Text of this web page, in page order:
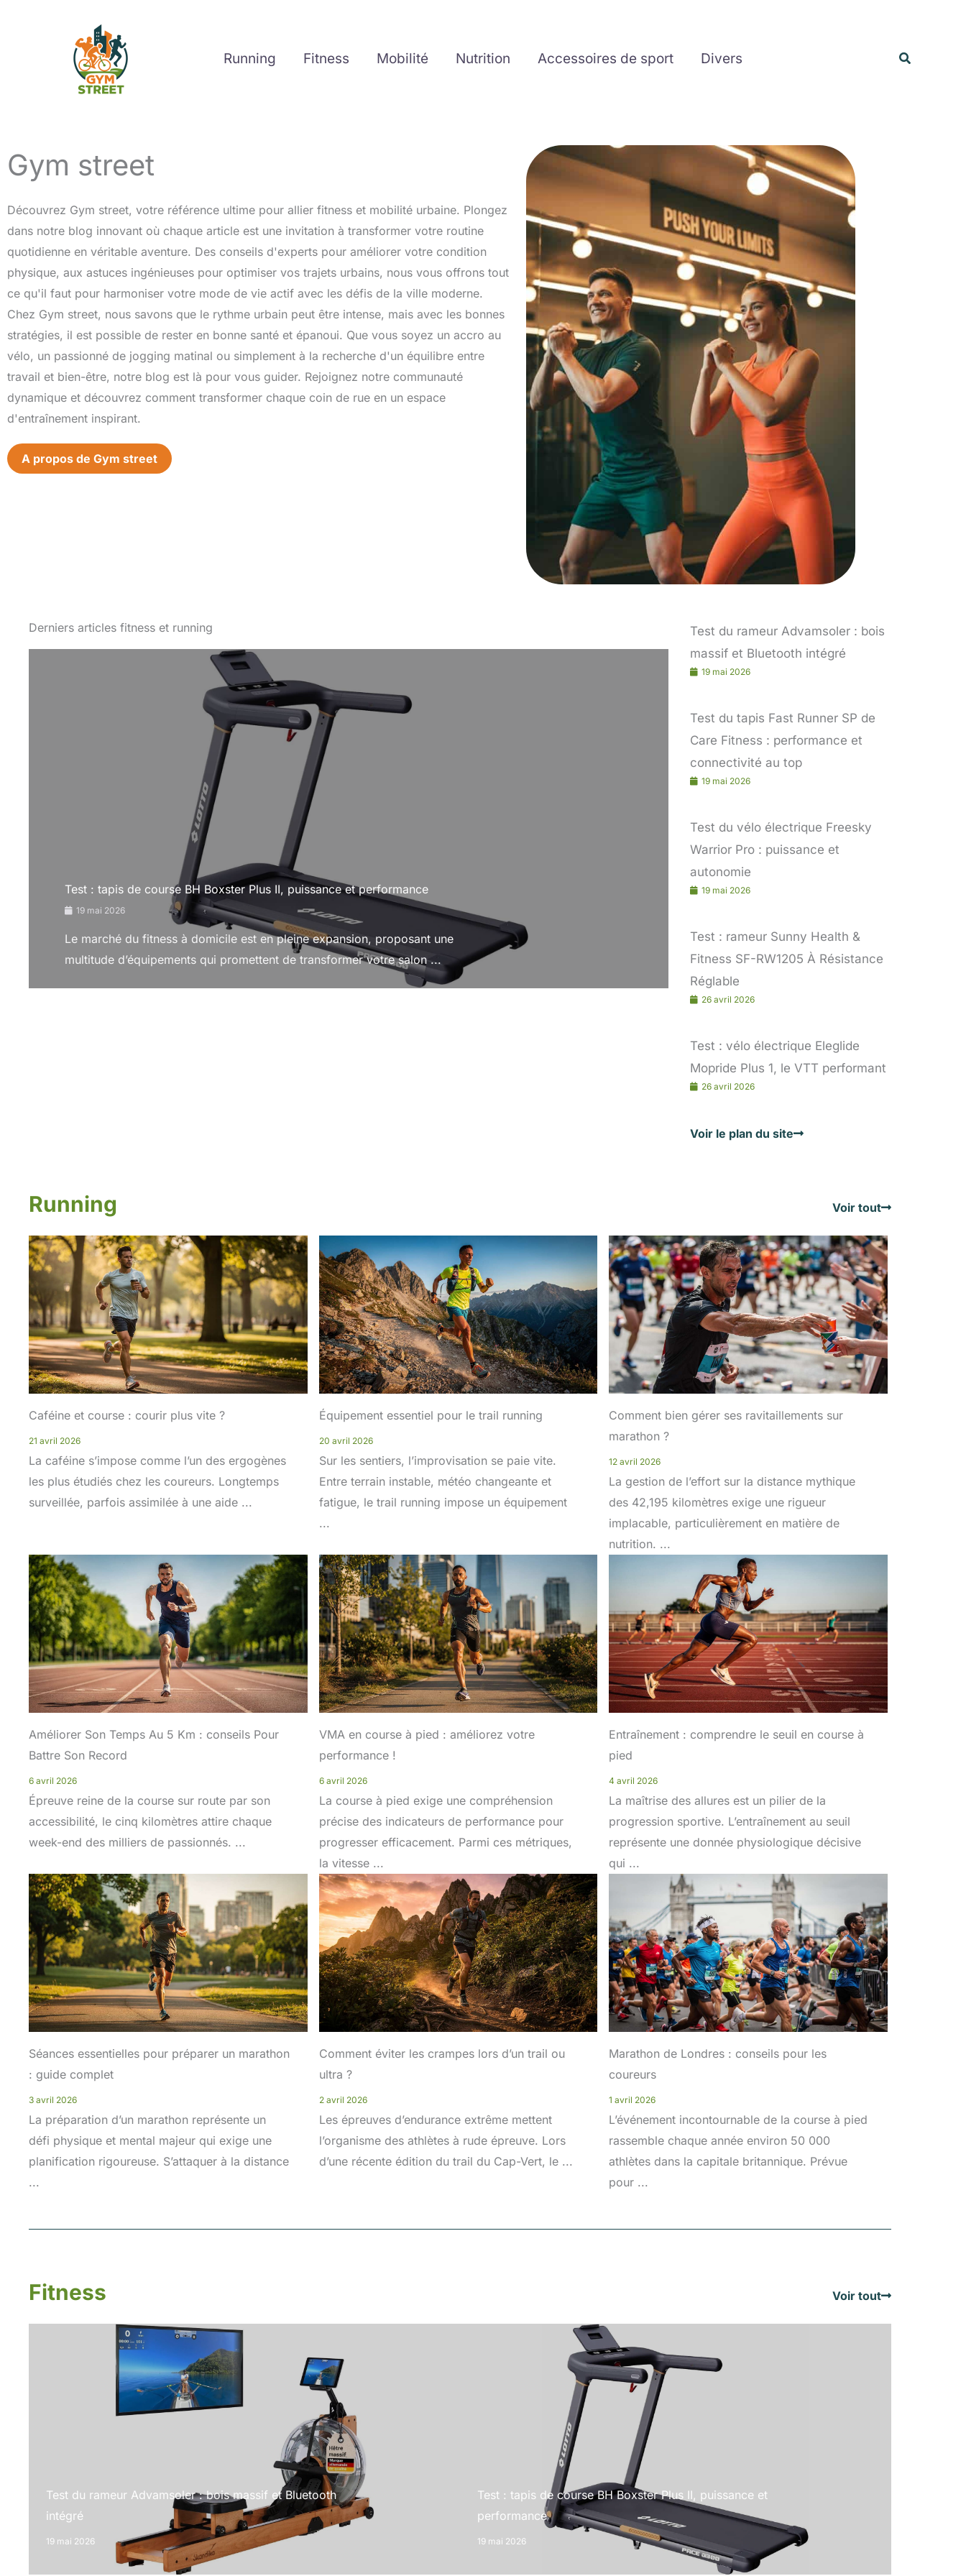
Running Fitness Mobilité Nutrition Accessoires de sport Divers
Gym street
Découvrez Gym street, votre référence ultime pour allier fitness et mobilité urbaine. Plongez
dans notre blog innovant où chaque article est une invitation à transformer votre routine
quotidienne en véritable aventure. Des conseils d'experts pour améliorer votre condition
physique, aux astuces ingénieuses pour optimiser vos trajets urbains, nous vous offrons tout
ce qu'il faut pour harmoniser votre mode de vie actif avec les défis de la ville moderne.
Chez Gym street, nous savons que le rythme urbain peut être intense, mais avec les bonnes
stratégies, il est possible de rester en bonne santé et épanoui. Que vous soyez un accro au
vélo, un passionné de jogging matinal ou simplement à la recherche d'un équilibre entre
travail et bien-être, notre blog est là pour vous guider. Rejoignez notre communauté
dynamique et découvrez comment transformer chaque coin de rue en un espace
d'entraînement inspirant.
A propos de Gym street
Derniers articles fitness et running
Test : tapis de course BH Boxster Plus II, puissance et performance
19 mai 2026
Le marché du fitness à domicile est en pleine expansion, proposant une
multitude d’équipements qui promettent de transformer votre salon ...
Test du rameur Advamsoler : bois
massif et Bluetooth intégré
19 mai 2026
Test du tapis Fast Runner SP de
Care Fitness : performance et
connectivité au top
19 mai 2026
Test du vélo électrique Freesky
Warrior Pro : puissance et
autonomie
19 mai 2026
Test : rameur Sunny Health &
Fitness SF-RW1205 À Résistance
Réglable
26 avril 2026
Test : vélo électrique Eleglide
Mopride Plus 1, le VTT performant
26 avril 2026
Voir le plan du site
Running Voir tout
Caféine et course : courir plus vite ?
21 avril 2026
La caféine s’impose comme l’un des ergogènes
les plus étudiés chez les coureurs. Longtemps
surveillée, parfois assimilée à une aide ...
Équipement essentiel pour le trail running
20 avril 2026
Sur les sentiers, l’improvisation se paie vite.
Entre terrain instable, météo changeante et
fatigue, le trail running impose un équipement
...
Comment bien gérer ses ravitaillements sur
marathon ?
12 avril 2026
La gestion de l’effort sur la distance mythique
des 42,195 kilomètres exige une rigueur
implacable, particulièrement en matière de
nutrition. ...
Améliorer Son Temps Au 5 Km : conseils Pour
Battre Son Record
6 avril 2026
Épreuve reine de la course sur route par son
accessibilité, le cinq kilomètres attire chaque
week-end des milliers de passionnés. ...
VMA en course à pied : améliorez votre
performance !
6 avril 2026
La course à pied exige une compréhension
précise des indicateurs de performance pour
progresser efficacement. Parmi ces métriques,
la vitesse ...
Entraînement : comprendre le seuil en course à
pied
4 avril 2026
La maîtrise des allures est un pilier de la
progression sportive. L’entraînement au seuil
représente une donnée physiologique décisive
qui ...
Séances essentielles pour préparer un marathon
: guide complet
3 avril 2026
La préparation d’un marathon représente un
défi physique et mental majeur qui exige une
planification rigoureuse. S’attaquer à la distance
...
Comment éviter les crampes lors d’un trail ou
ultra ?
2 avril 2026
Les épreuves d’endurance extrême mettent
l’organisme des athlètes à rude épreuve. Lors
d’une récente édition du trail du Cap-Vert, le ...
Marathon de Londres : conseils pour les
coureurs
1 avril 2026
L’événement incontournable de la course à pied
rassemble chaque année environ 50 000
athlètes dans la capitale britannique. Prévue
pour ...
Fitness Voir tout
Test du rameur Advamsoler : bois massif et Bluetooth
intégré
19 mai 2026
Test : tapis de course BH Boxster Plus II, puissance et
performance
19 mai 2026